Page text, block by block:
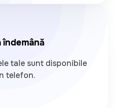
îndemână
tale sunt disponibile
telefon.